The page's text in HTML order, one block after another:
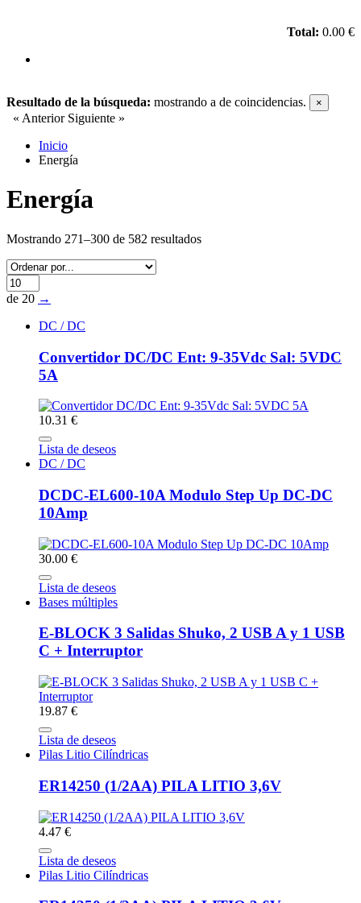
Total: 0.00 €
Resultado de la búsqueda: mostrando a de coincidencias. ×
« Anterior Siguiente »
Inicio
Energía
Energía
Mostrando 271–300 de 582 resultados
de 20 →
DC / DC
Convertidor DC/DC Ent: 9-35Vdc Sal: 5VDC
5A
10.31 €
Lista de deseos
DC / DC
DCDC-EL600-10A Modulo Step Up DC-DC
10Amp
30.00 €
Lista de deseos
Bases múltiples
E-BLOCK 3 Salidas Shuko, 2 USB A y 1 USB
C + Interruptor
19.87 €
Lista de deseos
Pilas Litio Cilíndricas
ER14250 (1/2AA) PILA LITIO 3,6V
4.47 €
Lista de deseos
Pilas Litio Cilíndricas